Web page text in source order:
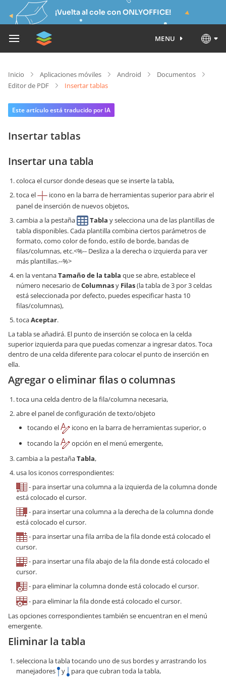
¡Vuelta al cole con ONLYOFFICE!
MENU
Inicio Aplicaciones móviles Android
Documentos
Editor de PDF
Insertar tablas
Este artículo está traducido por IA
Insertar tablas
Insertar una tabla
coloca el cursor donde deseas que se inserte la tabla,
toca el
icono en la barra de herramientas superior para abrir el
panel de inserción de nuevos objetos,
cambia a la pestaña
Tabla y selecciona una de las plantillas de
tabla disponibles. Cada plantilla combina ciertos parámetros de
formato, como color de fondo, estilo de borde, bandas de
filas/columnas, etc.<%-- Desliza a la derecha o izquierda para ver
más plantillas.--%>
en la ventanaTamaño de la tabla que se abre, establece el
número necesario deColumnasy Filas(la tabla de 3 por 3 celdas
está seleccionada por defecto, puedes especificar hasta 10
filas/columnas),
tocaAceptar.
La tabla se añadirá. El punto de inserción se coloca en la celda
superior izquierda para que puedas comenzar a ingresar datos. Toca
dentro de una celda diferente para colocar el punto de inserción en
ella.
Agregar o eliminar filas o columnas
toca una celda dentro de la fila/columna necesaria,
abre el panel de configuración de texto/objeto
tocando el
icono en la barra de herramientas superior, o
tocando la
opción en el menú emergente,
cambia a la pestañaTabla,
usa los iconos correspondientes:
- para insertar una columna a la izquierda de la columna donde
está colocado el cursor.
- para insertar una columna a la derecha de la columna donde
está colocado el cursor.
- para insertar una fila arriba de la fila donde está colocado el
cursor.
- para insertar una fila abajo de la fila donde está colocado el
cursor.
- para eliminar la columna donde está colocado el cursor.
- para eliminar la fila donde está colocado el cursor.
Las opciones correspondientes también se encuentran en el menú
emergente.
Eliminar la tabla
selecciona la tabla tocando uno de sus bordes y arrastrando los
manejadores
y para que cubran toda la tabla,